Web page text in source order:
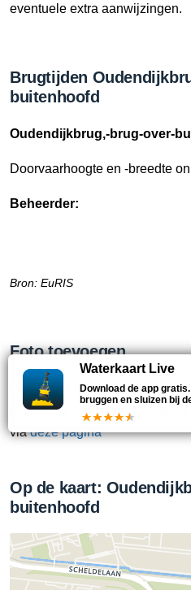
eventuele extra aanwijzingen.
Brugtijden
buitenhoofd
Oudendijkbrug,-brug-over-
Doorvaarhoogte en -breedte
Beheerder:
Bron: EuRIS
Foto toevoegen
Deze brug heeft nog geen
deze brug om aan deze
viadeze pagina
Op de kaart:
buitenhoofd
Waterkaart Live
Download de app
bruggen en sluizen bij